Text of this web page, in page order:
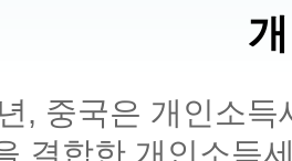
, 중국은 개인소
결합한 개인소득